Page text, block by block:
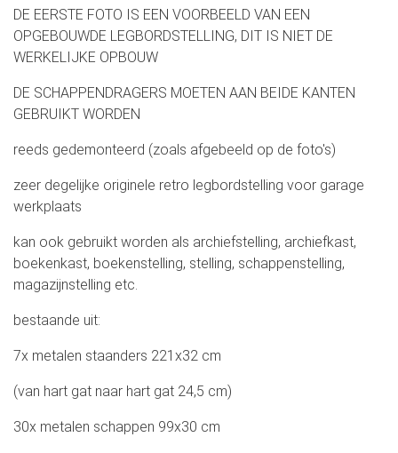
DE EERSTE FOTO IS EEN VOORBEELD VAN EEN
OPGEBOUWDE LEGBORDSTELLING, DIT IS NIET DE
WERKELIJKE OPBOUW
DE SCHAPPENDRAGERS MOETEN AAN BEIDE KANTEN
GEBRUIKT WORDEN
reeds gedemonteerd (zoals afgebeeld op de foto's)
zeer degelijke originele retro legbordstelling voor garage
werkplaats
kan ook gebruikt worden als archiefstelling, archiefkast,
boekenkast, boekenstelling, stelling, schappenstelling,
magazijnstelling etc.
bestaande uit:
7x metalen staanders 221x32 cm
(van hart gat naar hart gat 24,5 cm)
30x metalen schappen 99x30 cm